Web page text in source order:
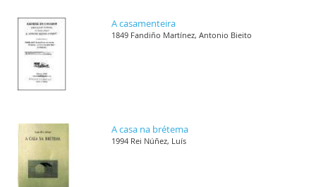
A casamenteira
1849 Fandiño Martínez, Antonio Bieito
A casa na brétema
1994 Rei Núñez, Luís